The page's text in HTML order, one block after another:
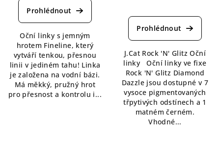
produktu
z
5
hvězdiček.
Oční linky s jemným
hrotem Fineline, který
vytváří tenkou, přesnou
linii v jediném tahu! Linka
je založena na vodní bázi.
Má měkký, pružný hrot
pro přesnost a kontrolu i...
hodnocení
produktu
z
5
hvězdiček.
J.Cat Rock 'N' Glitz Oční
linky Oční linky ve fixe
Rock 'N' Glitz Diamond
Dazzle jsou dostupné v 7
vysoce pigmentovaných
třpytivých odstínech a 1
matném černém.
Vhodné...